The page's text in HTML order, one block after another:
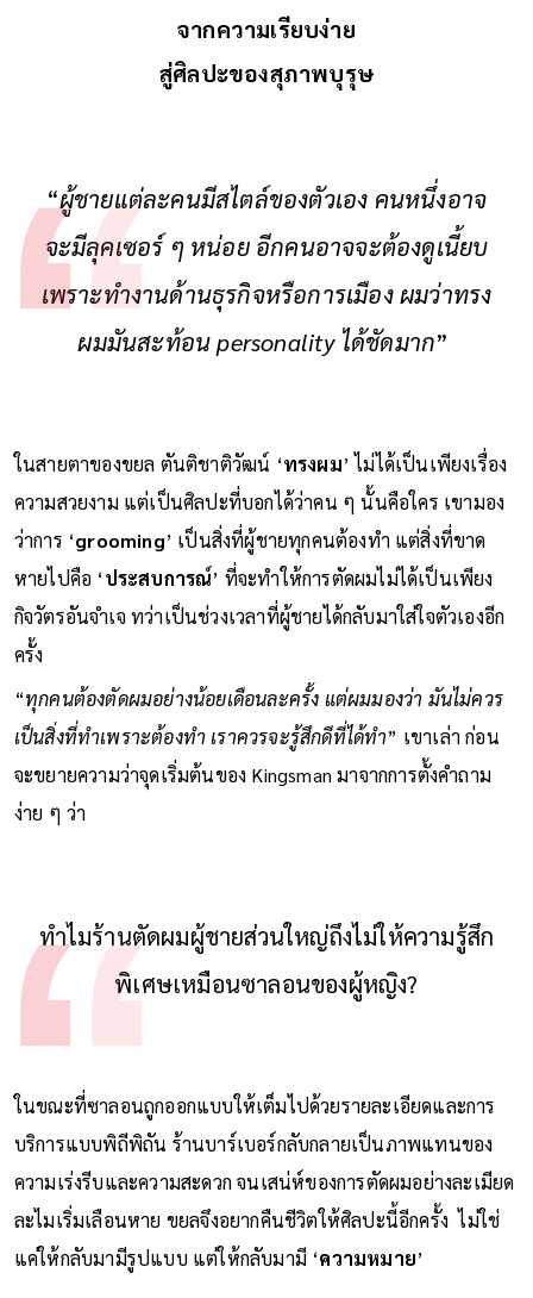
จากความเรียบง่าย
สู่ศิลปะของสุภาพบุรุษ
“ผู้ชายแต่ละคนมีสไตล์ของตัวเอง คนหนึ่งอาจ
จะมีลุคเซอร์ ๆ หน่อย อีกคนอาจจะต้องดูเนี้ยบ
เพราะทำงานด้านธุรกิจหรือการเมือง ผมว่าทรง
ผมมันสะท้อน personality ได้ชัดมาก”
ในสายตาของขยล ตันติชาติวัฒน์ ‘ทรงผม’ ไม่ได้เป็นเพียงเรื่อง
ความสวยงาม แต่เป็นศิลปะที่บอกได้ว่าคน ๆ นั้นคือใคร เขามอง
ว่าการ ‘grooming’ เป็นสิ่งที่ผู้ชายทุกคนต้องทำ แต่สิ่งที่ขาด
หายไปคือ ‘ประสบการณ์’ ที่จะทำให้การตัดผมไม่ได้เป็นเพียง
กิจวัตรอันจำเจ ทว่าเป็นช่วงเวลาที่ผู้ชายได้กลับมาใส่ใจตัวเองอีก
ครั้ง
“ทุกคนต้องตัดผมอย่างน้อยเดือนละครั้ง แต่ผมมองว่า มันไม่ควร
เป็นสิ่งที่ทำเพราะต้องทำ เราควรจะรู้สึกดีที่ได้ทำ” เขาเล่า ก่อน
จะขยายความว่าจุดเริ่มต้นของ Kingsman มาจากการตั้งคำถาม
ง่าย ๆ ว่า
ทำไมร้านตัดผมผู้ชายส่วนใหญ่ถึงไม่ให้ความรู้สึก
พิเศษเหมือนซาลอนของผู้หญิง?
ในขณะที่ซาลอนถูกออกแบบให้เต็มไปด้วยรายละเอียดและการ
บริการแบบพิถีพิถัน ร้านบาร์เบอร์กลับกลายเป็นภาพแทนของ
ความเร่งรีบและความสะดวก จนเสน่ห์ของการตัดผมอย่างละเมียด
ละไมเริ่มเลือนหาย ขยลจึงอยากคืนชีวิตให้ศิลปะนี้อีกครั้ง ไม่ใช่
แค่ให้กลับมามีรูปแบบ แต่ให้กลับมามี ‘ความหมาย’